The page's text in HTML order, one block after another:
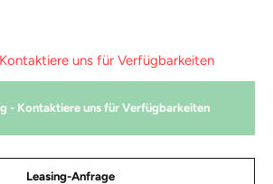
uns für Verfügbarkeiten
- Kontaktiere uns für Verfügbarkeiten
Leasing-Anfrage